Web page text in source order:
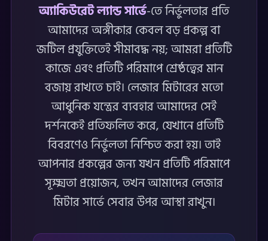
অ্যাকিউরেট ল্যান্ড সার্ভে-তে নির্ভুলতার প্রতি
আমাদের অঙ্গীকার কেবল বড় প্রকল্প বা
জটিল প্রযুক্তিতেই সীমাবদ্ধ নয়; আমরা প্রতিটি
কাজে এবং প্রতিটি পরিমাপে শ্রেষ্ঠত্বের মান
বজায় রাখতে চাই। লেজার মিটারের মতো
আধুনিক যন্ত্রের ব্যবহার আমাদের সেই
দর্শনকেই প্রতিফলিত করে, যেখানে প্রতিটি
বিবরণেও নির্ভুলতা নিশ্চিত করা হয়। তাই
আপনার প্রকল্পের জন্য যখন প্রতিটি পরিমাপে
সূক্ষ্মতা প্রয়োজন, তখন আমাদের লেজার
মিটার সার্ভে সেবার উপর আস্থা রাখুন।